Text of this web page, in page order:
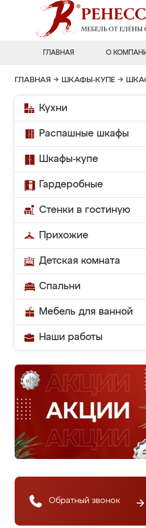
ГЛАВНАЯ О
ГЛАВНАЯ → ШКАФЫ-КУПЕ →
Кухни
Распашные шкафы
Шкафы-купе
Гардеробные
Стенки в гостиную
Прихожие
Детская комната
Спальни
Мебель для ванной
Наши работы
Обратный звонок